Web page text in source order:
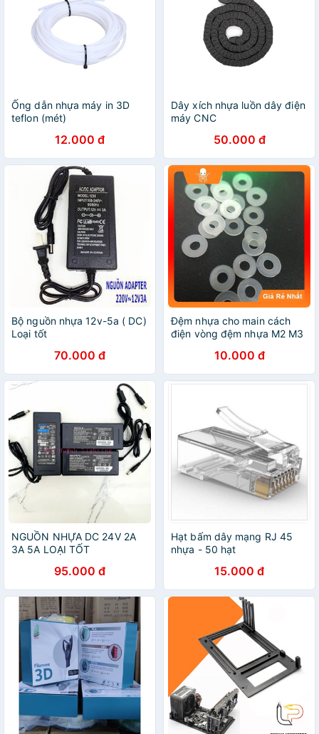
Ống dẫn nhựa máy in 3D
teflon (mét)
12.000 đ
Dây xích nhựa luồn dây điện
máy CNC
50.000 đ
Bộ nguồn nhựa 12v-5a ( DC)
Loại tốt
70.000 đ
Đệm nhựa cho main cách
điện vòng đệm nhựa M2 M3
ssd quạt nguồn case fan
10.000 đ
NGUỒN NHỰA DC 24V 2A
3A 5A LOẠI TỐT
95.000 đ
Hạt bấm dây mạng RJ 45
nhựa - 50 hạt
15.000 đ